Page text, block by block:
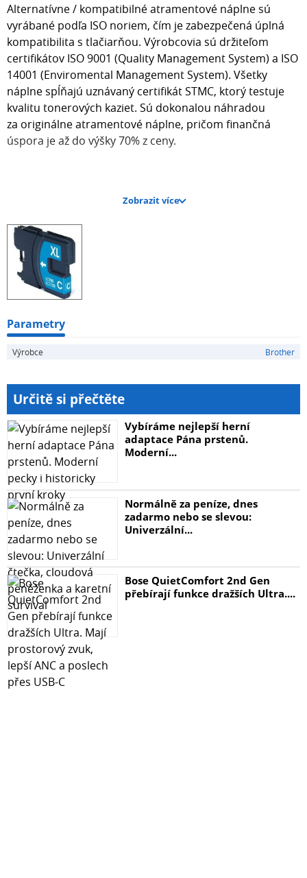
Alternatívne / kompatibilné atramentové náplne sú
vyrábané podľa ISO noriem, čím je zabezpečená úplná
kompatibilita s tlačiarňou. Výrobcovia sú držiteľom
certifikátov ISO 9001 (Quality Management System) a ISO
14001 (Enviromental Management System). Všetky
náplne spĺňajú uznávaný certifikát STMC, ktorý testuje
kvalitu tonerových kaziet. Sú dokonalou náhradou
za originálne atramentové náplne, pričom finančná
úspora je až do výšky 70% z ceny.
Kapacita atramentovej náplne je 13 ml.
Farba CYAN.
Zobrazit více
Parametry
Výrobce Brother
Určitě si přečtěte
Vybíráme nejlepší herní
adaptace Pána prstenů.
Moderní...
Normálně za peníze, dnes
zadarmo nebo se slevou:
Univerzální...
Bose QuietComfort 2nd Gen
přebírají funkce dražších Ultra....